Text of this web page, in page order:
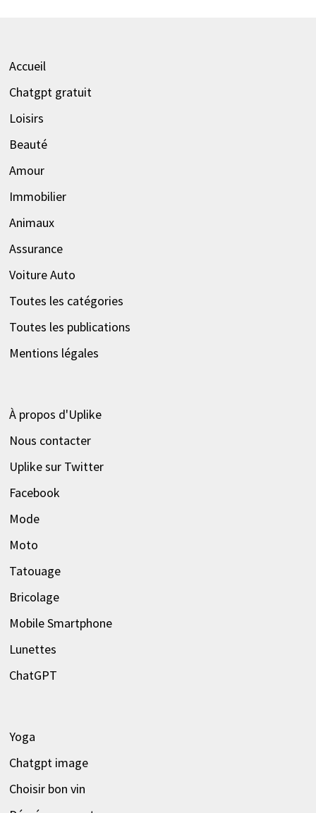
Accueil
Chatgpt gratuit
Loisirs
Beauté
Amour
Immobilier
Animaux
Assurance
Voiture Auto
Toutes les catégories
Toutes les publications
Mentions légales
À propos d'Uplike
Nous contacter
Uplike sur Twitter
Facebook
Mode
Moto
Tatouage
Bricolage
Mobile Smartphone
Lunettes
ChatGPT
Yoga
Chatgpt image
Choisir bon vin